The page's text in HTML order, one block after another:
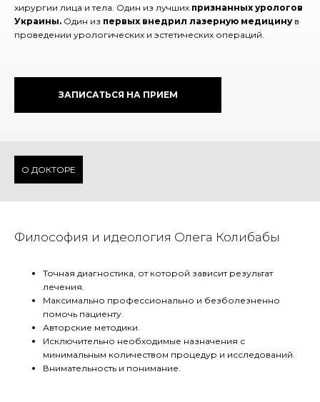
хирургии лица и тела. Один из лучших признанных урологов
Украины. Один из первых внедрил лазерную медицинув
проведении урологических и эстетических операций.
ЗАПИСАТЬСЯ НА ПРИЕМ
О ДОКТОРЕ
Философия и идеология Олега Колибабы
Точная диагностика, от которой зависит результат
лечения.
Максимально профессионально и безболезненно
помочь пациенту.
Авторские методики.
Исключительно необходимые назначения с
минимальным количеством процедур и исследований.
Внимательность и понимание.